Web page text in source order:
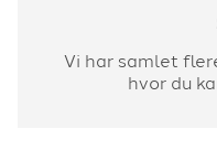
Vi har samlet
hvor du